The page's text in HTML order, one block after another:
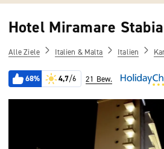
Hotel Miramare Stabia
Alle Ziele Italien & Malta Italien
68% 4,7/6 21 Bew.